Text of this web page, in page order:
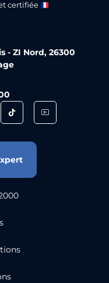
certifiée
- ZI Nord, 26300